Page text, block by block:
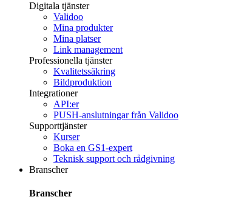
Digitala tjänster
Validoo
Mina produkter
Mina platser
Link management
Professionella tjänster
Kvalitetssäkring
Bildproduktion
Integrationer
API:er
PUSH-anslutningar från Validoo
Supporttjänster
Kurser
Boka en GS1-expert
Teknisk support och rådgivning
Branscher
Branscher